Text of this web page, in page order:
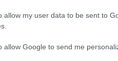
allow my user data to be sent to
allow Google to send me
tartanod vagy egy teljes
Adódik a kérdés,
színházban. Mert azonnali
hozzáteszi: "De
A '80-as évek